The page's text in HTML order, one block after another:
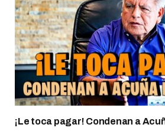
¡Le toca pagar! Condenan a